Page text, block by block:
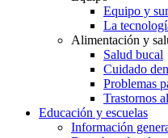
Equipo y
La
Alimentación y
Salud bucal
Cuidado
Problemas
Trastornos
Educación y escuelas
Información